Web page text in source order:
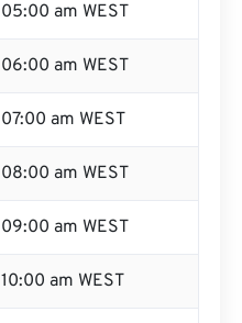
05:00 am WEST
06:00 am WEST
07:00 am WEST
08:00 am WEST
09:00 am WEST
10:00 am WEST